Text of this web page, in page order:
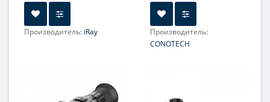
Производитель: iRay
Производитель:
CONOTECH